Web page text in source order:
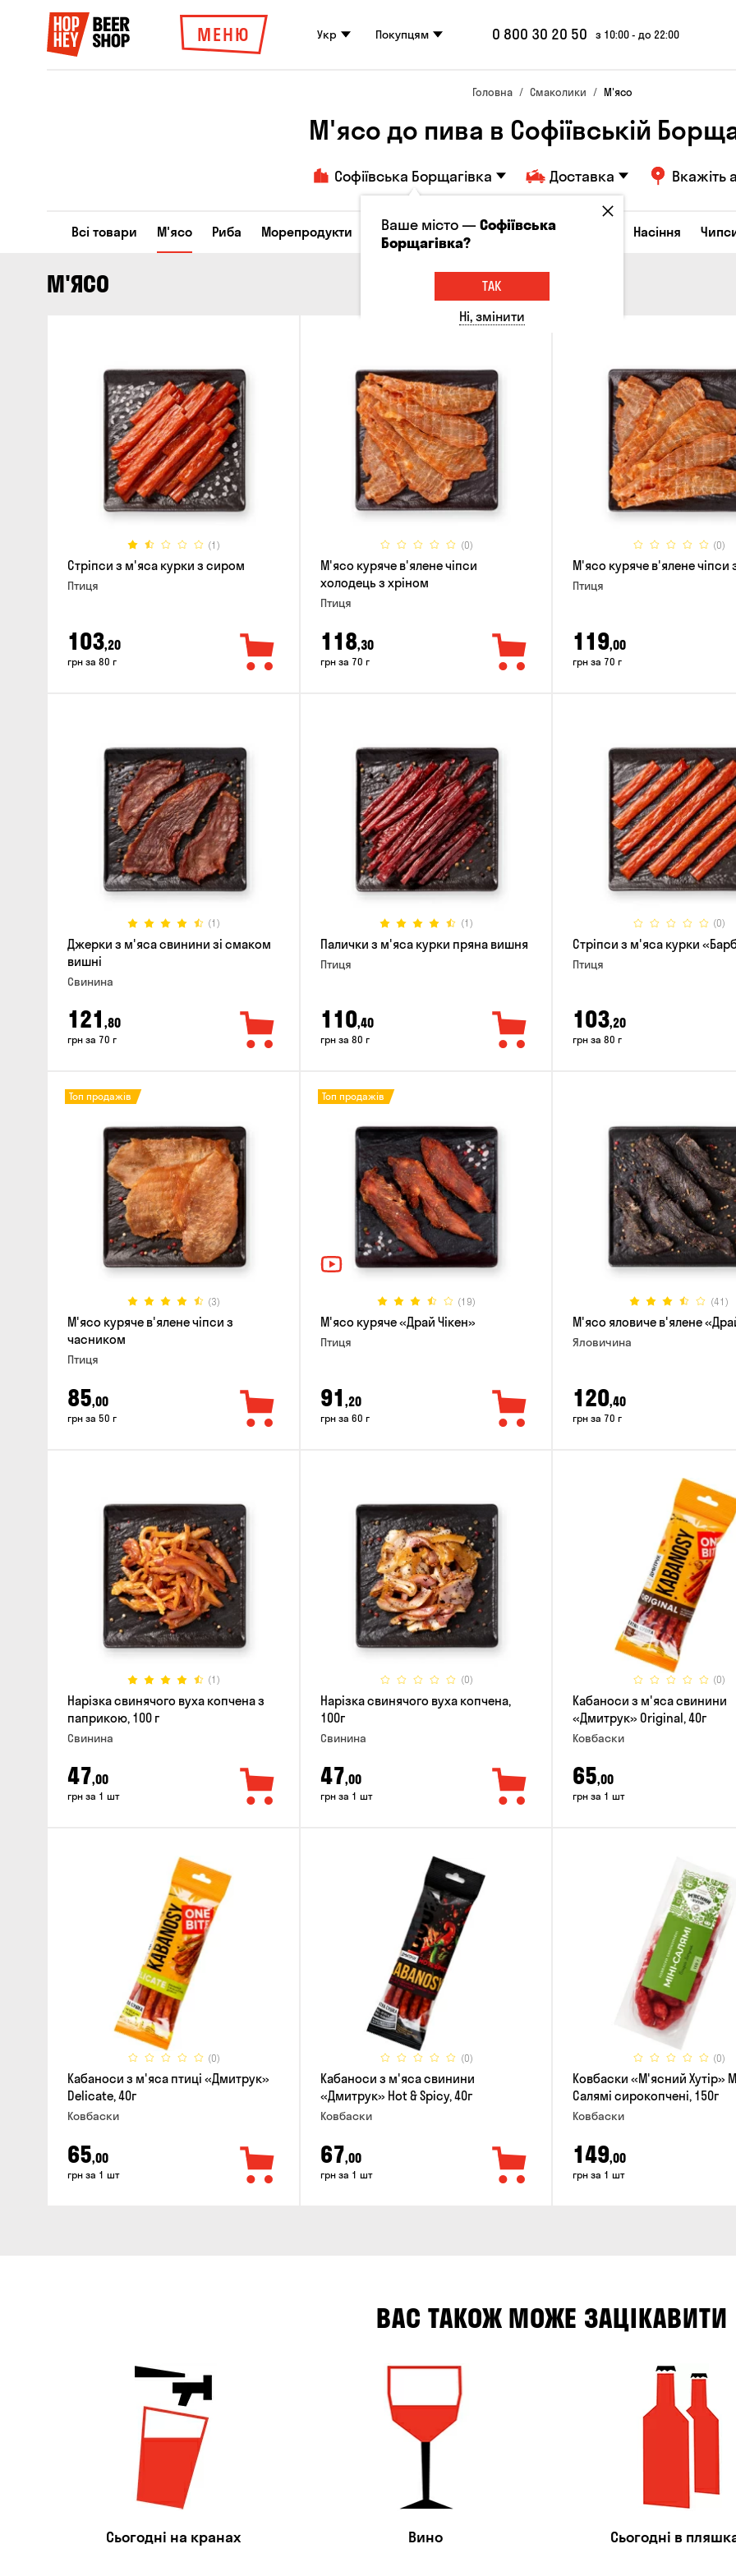
МЕНЮ Укр Покупцям 0 800 30 20 50 з 10:00 - до 22:00
Головна Смаколики М'ясо
М'ясо до пива в Софіївській
Софіївська Борщагівка Доставка Вкажіть
Всі товари М'ясо Риба Морепродукти Сирні закуски Горішки Кукурудза Насіння
М'ЯСО
(1)
Стріпси з м'яса курки з сиром
Птиця
103,20
грн за 80 г
(0)
М'ясо куряче в'ялене чіпси
холодець з хріном
Птиця
118,30
грн за 70 г
(0)
М'ясо куряче в'ялене чіпси
Птиця
119,00
грн за 70 г
(1)
Джерки з м'яса свинини зі смаком
вишні
Свинина
121 ,80
грн за 70 г
(1)
Палички з м'яса курки пряна вишня
Птиця
110,40
грн за 80 г
(0)
Стріпси з м'яса курки
Птиця
103,20
грн за 80 г
(3)
Топ продажів
М'ясо куряче в'ялене чіпси з
часником
Птиця
85,00
грн за 50 г
(19)
Топ продажів
М'ясо куряче «Драй Чікен»
Птиця
91 ,20
грн за 60 г
(41)
М'ясо яловиче в'ялене
Яловичина
120,40
грн за 70 г
(1)
Нарізка свинячого вуха копчена з
паприкою, 100 г
Свинина
47,00
грн за 1 шт
(0)
Нарізка свинячого вуха копчена,
100г
Свинина
47,00
грн за 1 шт
(0)
Кабаноси з м'яса свинини
«Дмитрук» Original, 40г
Ковбаски
65,00
грн за 1 шт
(0)
Кабаноси з м'яса птиці «Дмитрук»
Delicate, 40г
Ковбаски
65,00
грн за 1 шт
(0)
Кабаноси з м'яса свинини
«Дмитрук» Hot & Spicy, 40г
Ковбаски
67,00
грн за 1 шт
(0)
Ковбаски «М'ясний Хутір»
Салямі сирокопчені, 150г
Ковбаски
149,00
грн за 1 шт
ВАС ТАКОЖ МОЖЕ ЗАЦІКАВИТИ
Сьогодні на кранах Вино Сьогодні в
Ваше місто —Софіївська
Борщагівка?
ТАК
Ні, змінити